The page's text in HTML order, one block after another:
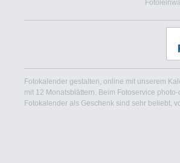
Fotokalender gestalten, online mit unserem
mit 12 Monatsblättern. Beim Fotoservice
Fotokalender als Geschenk sind sehr beliebt,